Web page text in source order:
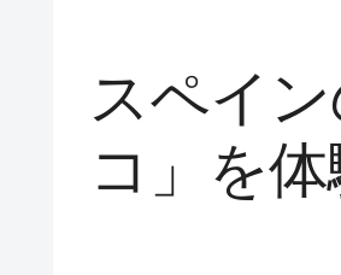
スペイ
コ」を